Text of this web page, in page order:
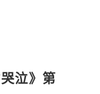
泣》第